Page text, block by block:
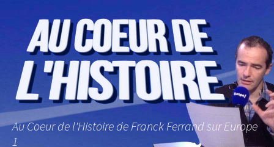
Au Coeur de l'Histoire de Franck Ferrand sur Europe
1